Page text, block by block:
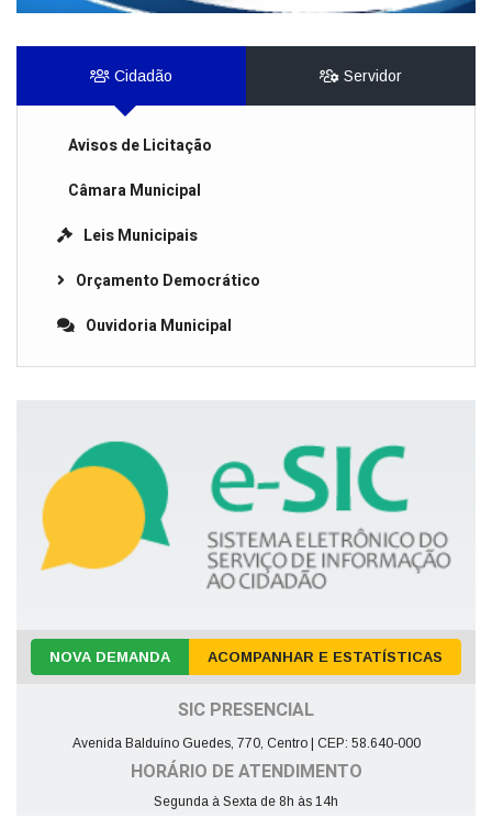
Cidadão Servidor
Avisos de Licitação
Câmara Municipal
Leis Municipais
Orçamento Democrático
Ouvidoria Municipal
NOVA DEMANDA ACOMPANHAR E ESTATÍSTICAS
SIC PRESENCIAL
Avenida Balduíno Guedes, 770, Centro | CEP: 58.640-000
HORÁRIO DE ATENDIMENTO
Segunda à Sexta de 8h às 14h